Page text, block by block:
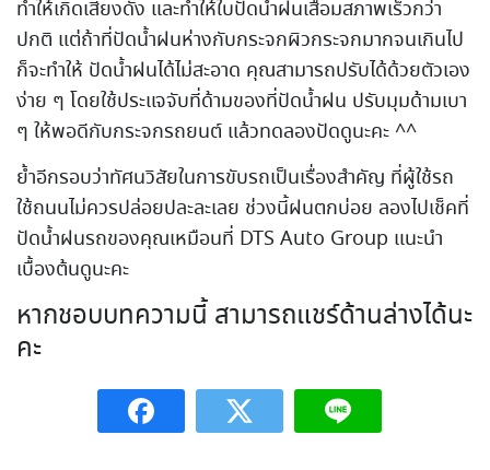
ทำให้เกิดเสียงดัง และทำให้ใบปัดน้ำฝนเสื่อมสภาพเร็วกว่า
ปกติ แต่ถ้าที่ปัดน้ำฝนห่างกับกระจกผิวกระจกมากจนเกินไป
ก็จะทำให้ ปัดน้ำฝนได้ไม่สะอาด คุณสามารถปรับได้ด้วยตัวเอง
ง่าย ๆ โดยใช้ประแจจับที่ด้ามของที่ปัดน้ำฝน ปรับมุมด้ามเบา
ๆ ให้พอดีกับกระจกรถยนต์ แล้วทดลองปัดดูนะคะ ^^
ย้ำอีกรอบว่าทัศนวิสัยในการขับรถเป็นเรื่องสำคัญ ที่ผู้ใช้รถ
ใช้ถนนไม่ควรปล่อยปละละเลย ช่วงนี้ฝนตกบ่อย ลองไปเช็คที่
ปัดน้ำฝนรถของคุณเหมือนที่ DTS Auto Group แนะนำ
เบื้องต้นดูนะคะ
หากชอบบทความนี้ สามารถแชร์ด้านล่างได้นะ
คะ